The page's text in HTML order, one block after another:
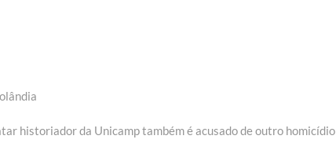
historiador da Unicamp também é acusado de outro homicídio